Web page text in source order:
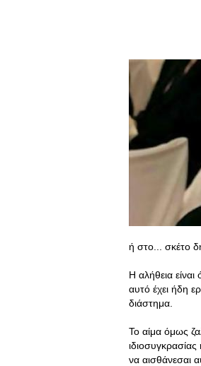
ή στο... σκέτο
Η αλήθεια
αυτό έχει ήδη
διάστημα.
Το αίμα όμως
να αισθάνεσαι